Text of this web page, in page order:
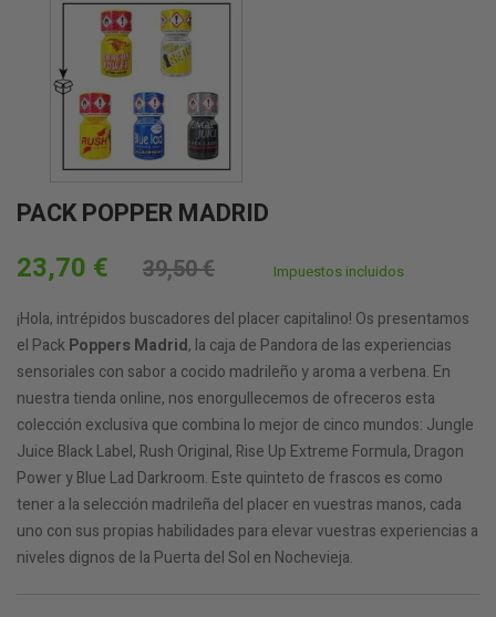
PACK POPPER MADRID
23,70 € 39,50 € Impuestos incluidos
¡Hola, intrépidos buscadores del placer capitalino! Os presentamos
el PackPoppers Madrid, la caja de Pandora de las experiencias
sensoriales con sabor a cocido madrileño y aroma a verbena. En
nuestra tienda online, nos enorgullecemos de ofreceros esta
colección exclusiva que combina lo mejor de cinco mundos: Jungle
Juice Black Label, Rush Original, Rise Up Extreme Formula, Dragon
Power y Blue Lad Darkroom. Este quinteto de frascos es como
tener a la selección madrileña del placer en vuestras manos, cada
uno con sus propias habilidades para elevar vuestras experiencias a
niveles dignos de la Puerta del Sol en Nochevieja.